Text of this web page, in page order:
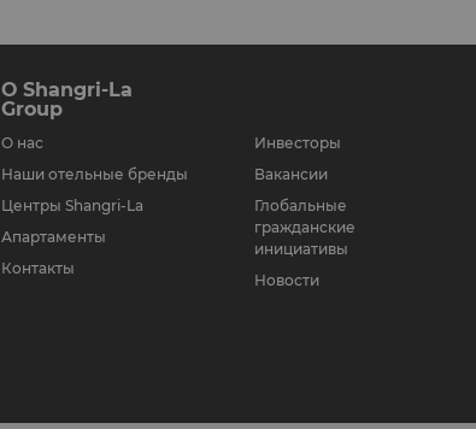
О Shangri-La
Group
О нас
Наши отельные бренды
Центры Shangri-La
Апартаменты
Контакты
Инвесторы
Вакансии
Глобальные
гражданские
инициативы
Новости